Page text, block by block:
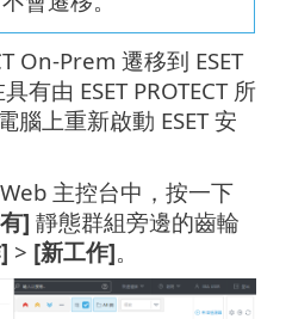
On-Prem 遷移到 ESET
有由 ESET PROTECT 所
腦上重新啟動 ESET 安
Web 主控台中，按一下
] 靜態群組旁邊的齒輪
> [新工作]。